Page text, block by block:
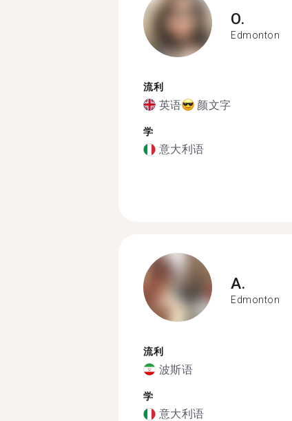
O.
Edmonton
流利
英语 颜文字
学
意大利语
A.
Edmonton
流利
波斯语
学
意大利语